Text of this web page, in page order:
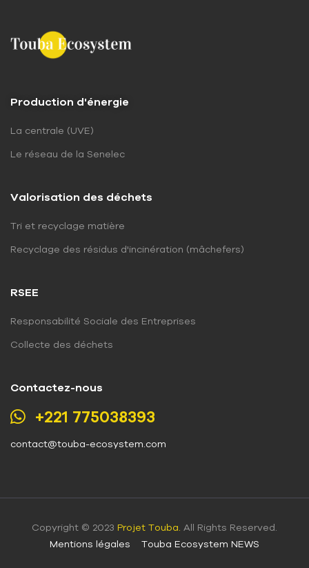
Production d'énergie
La centrale (UVE)
Le réseau de la Senelec
Valorisation des déchets
Tri et recyclage matière
Recyclage des résidus d'incinération (mâchefers)
RSEE
Responsabilité Sociale des Entreprises
Collecte des déchets
Contactez-nous
+221 775038393
contact@touba-ecosystem.com
Copyright © 2023 Projet Touba. All Rights Reserved.
Mentions légales
Touba Ecosystem NEWS